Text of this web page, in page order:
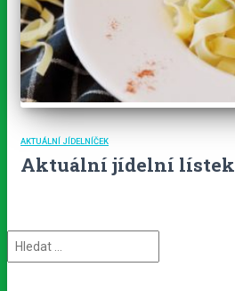
AKTUÁLNÍ JÍDELNÍČEK
Aktuální jídelní lístek
y